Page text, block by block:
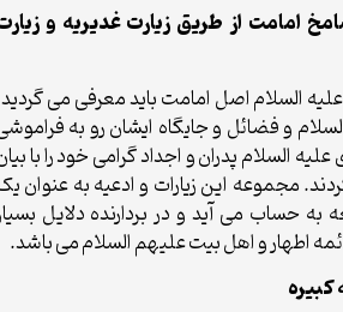
از طریق زیارت غدیریه و زیارت
السلام اصل امامت باید معرفی می گردید؛
و فضائل و جایگاه ایشان رو به فراموشی
پدران و اجداد گرامی خود را با بیان
مجموعه این زیارات و ادعیه به عنوان یک
حساب می آید و در بردارنده دلایل بسیار
و اهل بیت علیهم السلام می باشد.